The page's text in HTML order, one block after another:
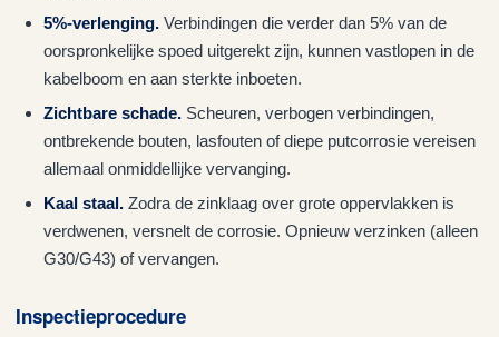
5%-verlenging.Verbindingen die verder dan 5% van de
oorspronkelijke spoed uitgerekt zijn, kunnen vastlopen in de
kabelboom en aan sterkte inboeten.
Zichtbare schade.Scheuren, verbogen verbindingen,
ontbrekende bouten, lasfouten of diepe putcorrosie vereisen
allemaal onmiddellijke vervanging.
Kaal staal.Zodra de zinklaag over grote oppervlakken is
verdwenen, versnelt de corrosie. Opnieuw verzinken (alleen
G30/G43) of vervangen.
Inspectieprocedure